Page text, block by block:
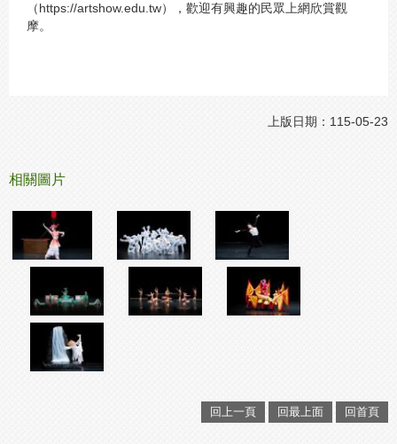
（https://artshow.edu.tw），歡迎有興趣的民眾上網欣賞觀
摩。
上版日期：115-05-23
相關圖片
回上一頁 回最上面 回首頁